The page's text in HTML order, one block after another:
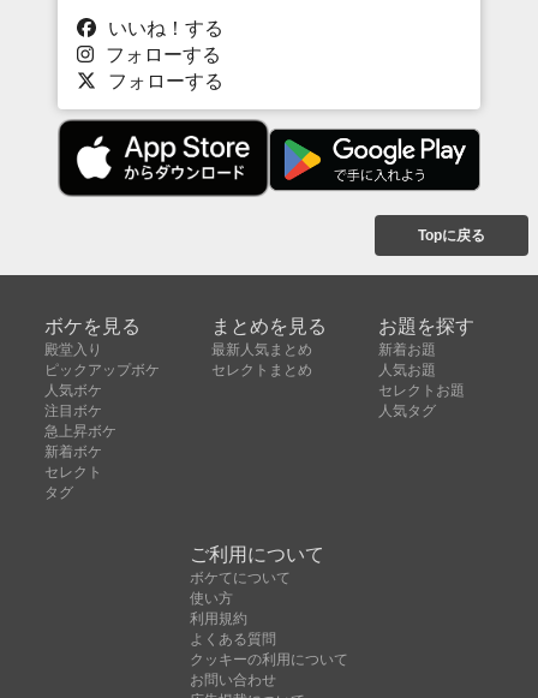
いいね！する
フォローする
フォローする
Topに戻る
ボケを見る
殿堂入り
ピックアップボケ
人気ボケ
注目ボケ
急上昇ボケ
新着ボケ
セレクト
タグ
まとめを見る
最新人気まとめ
セレクトまとめ
お題を探す
新着お題
人気お題
セレクトお題
人気タグ
ご利用について
ボケてについて
使い方
利用規約
よくある質問
クッキーの利用について
お問い合わせ